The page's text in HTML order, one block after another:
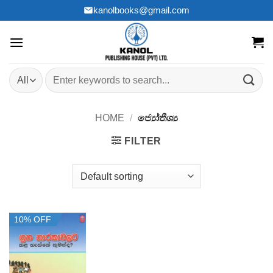
to
content
kanolbooks@gmail.com
Search
for:
HOME / ජ්‍යෝතීශ්‍ය
FILTER
10% OFF